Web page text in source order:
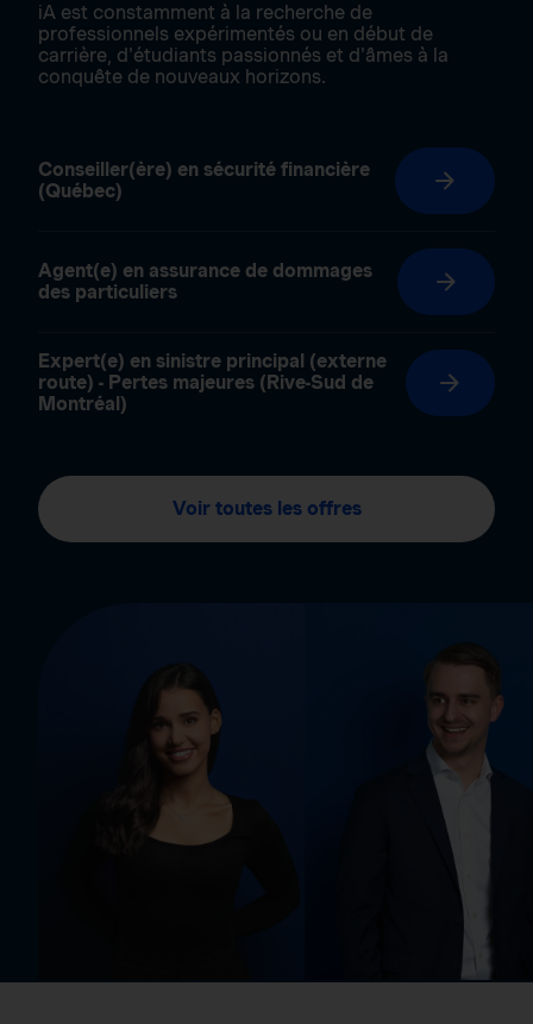
iA est constamment à la recherche de
professionnels expérimentés ou en début de
carrière, d'étudiants passionnés et d'âmes à la
conquête de nouveaux horizons.
Conseiller(ère) en sécurité financière
(Québec)
Agent(e) en assurance de dommages
des particuliers
Expert(e) en sinistre principal (externe
route) - Pertes majeures (Rive-Sud de
Montréal)
Voir toutes les offres